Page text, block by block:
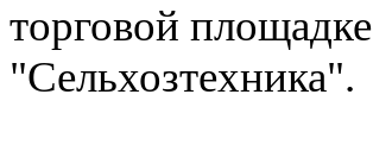
торговой площадке
"Сельхозтехника".